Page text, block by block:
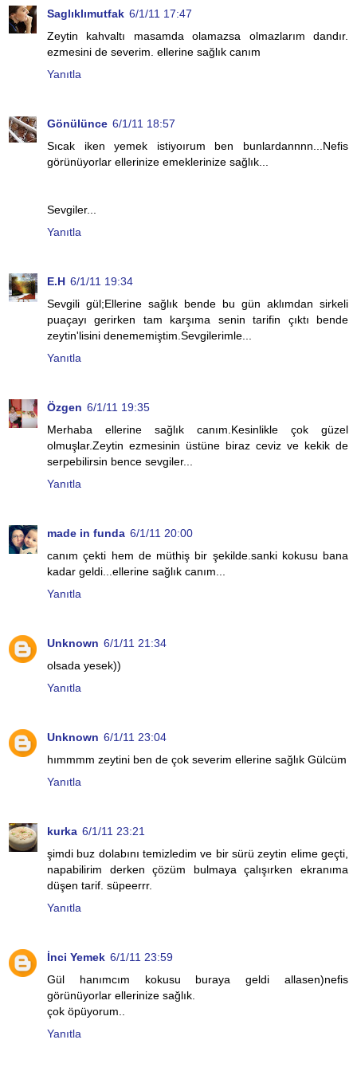
Saglıklımutfak 6/1/11 17:47
Zeytin kahvaltı masamda olamazsa olmazlarım dandır.
ezmesini de severim. ellerine sağlık canım
Yanıtla
Gönülünce 6/1/11 18:57
Sıcak iken yemek istiyoırum ben bunlardannnn...Nefis
görünüyorlar ellerinize emeklerinize sağlık...
Sevgiler...
Yanıtla
E.H 6/1/11 19:34
Sevgili gül;Ellerine sağlık bende bu gün aklımdan sirkeli
puaçayı gerirken tam karşıma senin tarifin çıktı bende
zeytin'lisini denememiştim.Sevgilerimle...
Yanıtla
Özgen 6/1/11 19:35
Merhaba ellerine sağlık canım.Kesinlikle çok güzel
olmuşlar.Zeytin ezmesinin üstüne biraz ceviz ve kekik de
serpebilirsin bence sevgiler...
Yanıtla
made in funda 6/1/11 20:00
canım çekti hem de müthiş bir şekilde.sanki kokusu bana
kadar geldi...ellerine sağlık canım...
Yanıtla
Unknown 6/1/11 21:34
olsada yesek))
Yanıtla
Unknown 6/1/11 23:04
hımmmm zeytini ben de çok severim ellerine sağlık Gülcüm
Yanıtla
kurka 6/1/11 23:21
şimdi buz dolabını temizledim ve bir sürü zeytin elime geçti,
napabilirim derken çözüm bulmaya çalışırken ekranıma
düşen tarif. süpeerrr.
Yanıtla
İnci Yemek 6/1/11 23:59
Gül hanımcım kokusu buraya geldi allasen)nefis
görünüyorlar ellerinize sağlık.
çok öpüyorum..
Yanıtla